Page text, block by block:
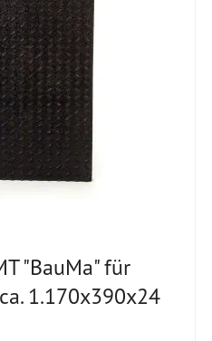
"BauMa" für
1.170x390x24